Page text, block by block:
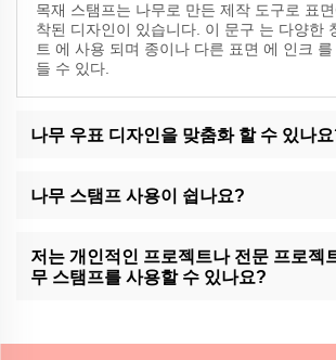
목재 스탬프는 나무로 만든 제작 도구로 표
착된 디자인이 있습니다. 이 문구 는 다양한
트 에 사용 되며 종이나 다른 표면 에 인크
들 수 있다.
나무 우표 디자인을 맞춤화 할 수 있나
습니다. 고객 지원에 문의하거나 사용 가능한
위해 웹 사이트를 확인하십시오.
나무 스탬프 사용이 쉽나요?
하지만, 일관성 있고 깨끗한 인상을 얻기 위해
있습니다.
저는 개인적인 프로젝트나 전문 프로젝
무 스탬프를 사용할 수 있나요?
니다.